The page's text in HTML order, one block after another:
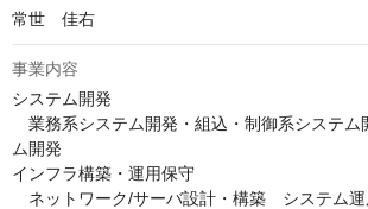
事業内容
システム開発
業務系システム開発・組込・制御系システム
ム開発
インフラ構築・運用保守
ネットワーク/サーバ設計・構築　システム